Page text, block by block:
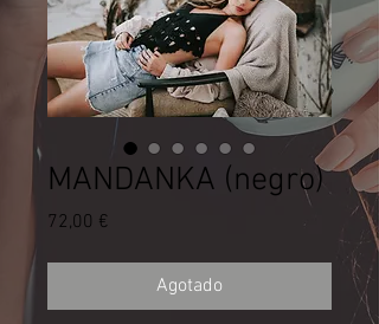
MANDANKA (negro)
72,00 €
Agotado